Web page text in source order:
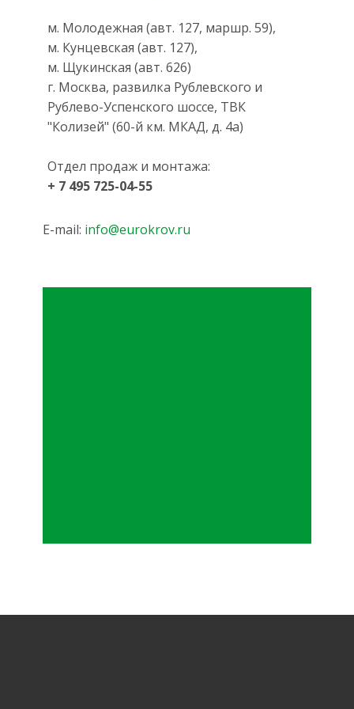
м. Молодежная (авт. 127, маршр. 59),
м. Кунцевская (авт. 127),
м. Щукинская (авт. 626)
г. Москва, развилка Рублевского и
Рублево-Успенского шоссе, ТВК
"Колизей" (60-й км. МКАД, д. 4а)
Отдел продаж и монтажа:
+ 7 495 725-04-55
E-mail: info@eurokrov.ru